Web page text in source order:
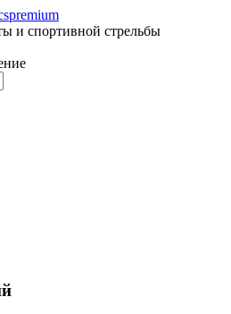
и спортивной стрельбы